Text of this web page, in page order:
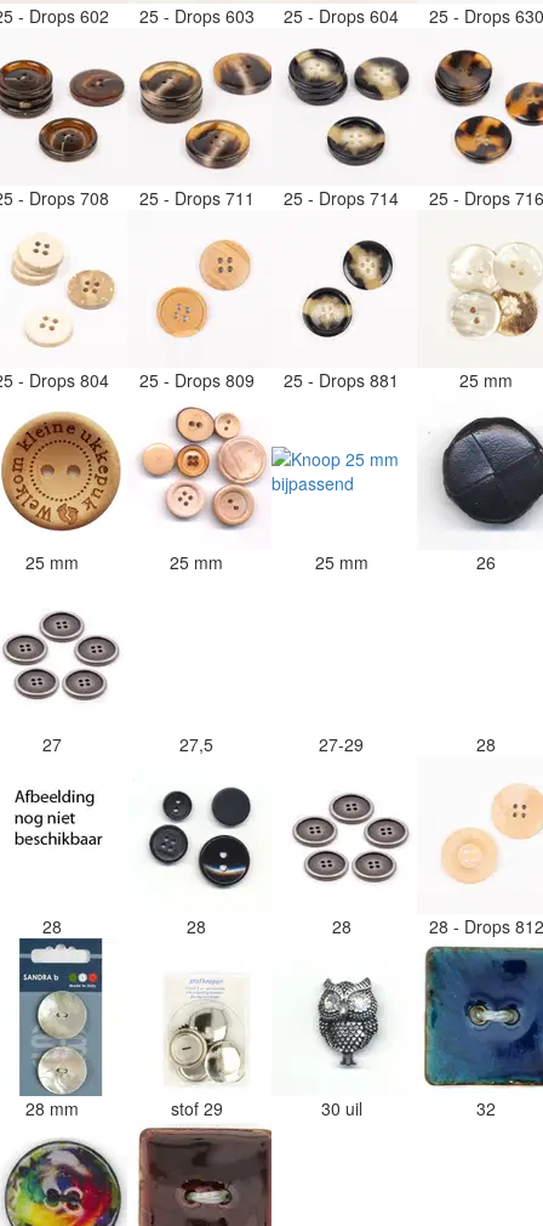
- Drops 602 25 - Drops 603 25 - Drops 604 25 - Drops
- Drops 708 25 - Drops 711 25 - Drops 714 25 - Drops
- Drops 804 25 - Drops 809 25 - Drops 881 25 mm
25 mm 25 mm 25 mm 26
27 27,5 27-29 28
28 28 28 28 - Drops
28 mm stof 29 30 uil 32